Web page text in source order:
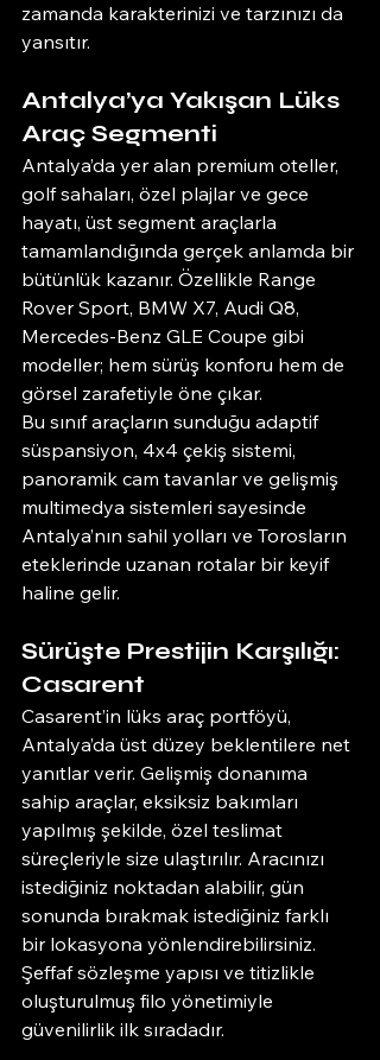
zamanda karakterinizi ve tarzınızı da
yansıtır.
Antalya’ya Yakışan Lüks
Araç Segmenti
Antalya’da yer alan premium oteller,
golf sahaları, özel plajlar ve gece
hayatı, üst segment araçlarla
tamamlandığında gerçek anlamda bir
bütünlük kazanır. Özellikle Range
Rover Sport, BMW X7, Audi Q8,
Mercedes-Benz GLE Coupe gibi
modeller; hem sürüş konforu hem de
görsel zarafetiyle öne çıkar.
Bu sınıf araçların sunduğu adaptif
süspansiyon, 4x4 çekiş sistemi,
panoramik cam tavanlar ve gelişmiş
multimedya sistemleri sayesinde
Antalya’nın sahil yolları ve Torosların
eteklerinde uzanan rotalar bir keyif
haline gelir.
Sürüşte Prestijin Karşılığı:
Casarent
Casarent’in lüks araç portföyü,
Antalya’da üst düzey beklentilere net
yanıtlar verir. Gelişmiş donanıma
sahip araçlar, eksiksiz bakımları
yapılmış şekilde, özel teslimat
süreçleriyle size ulaştırılır. Aracınızı
istediğiniz noktadan alabilir, gün
sonunda bırakmak istediğiniz farklı
bir lokasyona yönlendirebilirsiniz.
Şeffaf sözleşme yapısı ve titizlikle
oluşturulmuş filo yönetimiyle
güvenilirlik ilk sıradadır.